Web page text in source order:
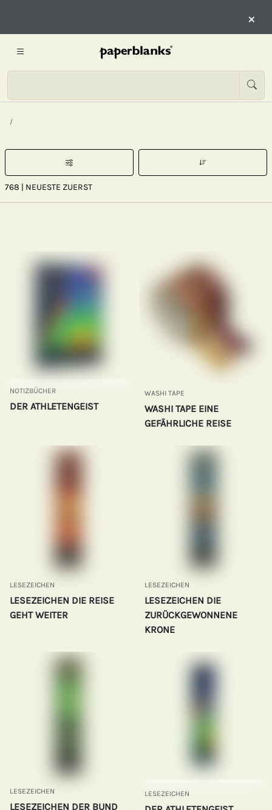
×
768 | NEUESTE ZUERST
NOTIZBÜCHER
DER ATHLETENGEIST
WASHI TAPE
WASHI TAPE EINE
GEFÄHRLICHE REISE
LESEZEICHEN
LESEZEICHEN DIE REISE
GEHT WEITER
LESEZEICHEN
LESEZEICHEN DIE
ZURÜCKGEWONNENE
KRONE
LESEZEICHEN
LESEZEICHEN DER BUND
LESEZEICHEN